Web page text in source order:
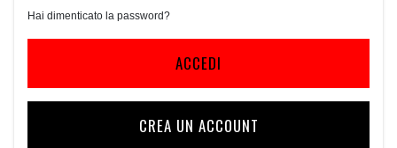
Hai dimenticato la password?
ACCEDI
CREA UN ACCOUNT